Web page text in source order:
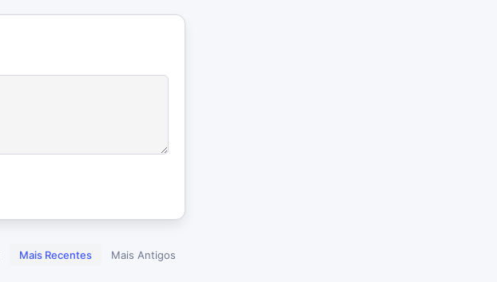
Mais Recentes Mais Antigos